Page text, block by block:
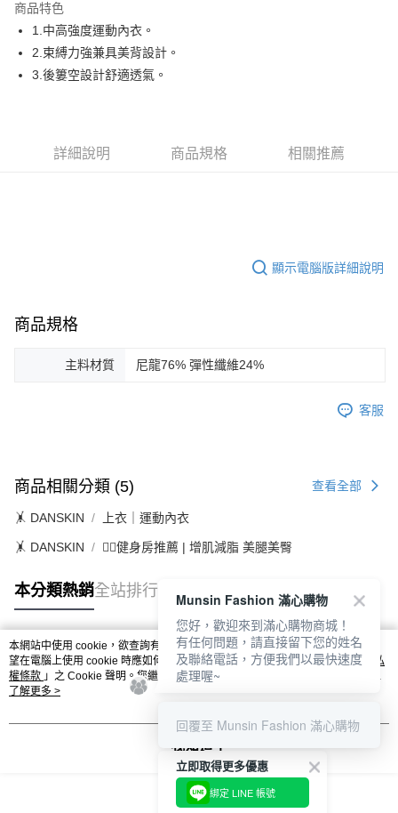
悠遊付
AFTEE先享後付
相關說明
２．便利：只要手機號碼，簡訊認證，即可結帳。
３．收到繳費通知簡訊後14天內，點擊此簡訊中的連結，可透過四大超商／
購買商品的店家。未經商家同意取消之訂單仍視為有效，需透過AFTEE先享
後付繳納相關費用。
是否繳費成功／繳費後需取消欲退款等相關疑問，請聯繫「AFTEE先享後付
２．關於個人資料處理事宜，請瀏覽以下網址：
https://aftee.tw/terms/#terms3
「AFTEE先享後付」，若未經同意申辦者引起之損失，本公司不負相關責
任。
４．使用「AFTEE先享後付」時，將依據個別帳號之用戶狀況，依本公司即
請求用戶進行身份認證。
５．嚴禁一人註冊多個帳號或使用他人資訊註冊。若發現惡意使用之情形，
恩沛科技股份有限公司將有權停止該用戶之使用額度並採取法律行動。
運送方式
免運費
免運費
宅配
免運費
免運費
商品特色
1.中高強度運動內衣。
2.束縛力強兼具美背設計。
3.後簍空設計舒適透氣。
詳細說明 商品規格 相關推薦
顯示電腦版詳細說明
商品規格
主料材質 尼龍76% 彈性纖維24%
客服
商品相關分類 (5) 查看全部
🤸 DANSKIN 上衣｜運動內衣
🤸 DANSKIN 🏋️‍♀️健身房推薦 | 增肌減脂 美腿美臀
本分類熱銷全站排行
熱門標籤
本網站中使用 cookie，欲查詢有關本網站使用 cookie 方式之詳情，及若您不希
望在電腦上使用 cookie 時應如何變更電腦的 cookie 設定，請參閱本網站「
隱私
權條款 」之 Cookie 聲明。您繼續使用本網站即表示您同意本公司得按本網站使
用條款之 Cookie 聲明使用 cookie。
了解更多 >
我知道了
立即取得更多優惠
綁定 LINE 帳號
Munsin Fashion 滿心購物
您好，歡迎來到滿心購物商城！
有任何問題，請直接留下您的姓名
及聯絡電話，方便我們以最快速度
處理喔~
回覆至 Munsin Fashion 滿心購物